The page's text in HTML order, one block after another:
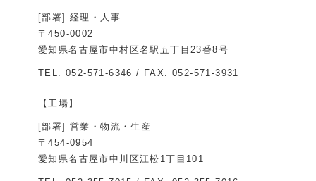
[部署] 経理・人事
〒450-0002
愛知県名古屋市中村区名駅五丁目23番8号
TEL. 052-571-6346 / FAX. 052-571-3931
【工場】
[部署] 営業・物流・生産
〒454-0954
愛知県名古屋市中川区江松1丁目101